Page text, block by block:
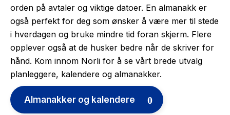
orden på avtaler og viktige datoer. En almanakk er
også perfekt for deg som ønsker å være mer til stede
i hverdagen og bruke mindre tid foran skjerm. Flere
opplever også at de husker bedre når de skriver for
hånd. Kom innom Norli for å se vårt brede utvalg
planleggere, kalendere og almanakker.
Almanakker og kalendere